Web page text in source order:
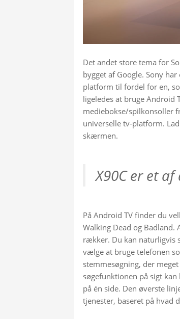
Det andet store tema for
bygget af Google. Sony
platform til fordel for en,
ligeledes at bruge Android
mediebokse/spilkonsoller
universelle tv-platform.
skærmen.
X90C er et
På Android TV finder du
Walking Dead og
rækker. Du kan naturligvis
vælge at bruge telefonen
stemmesøgning, der
søgefunktionen på sigt
på én side. Den øverste
tjenester, baseret på hvad